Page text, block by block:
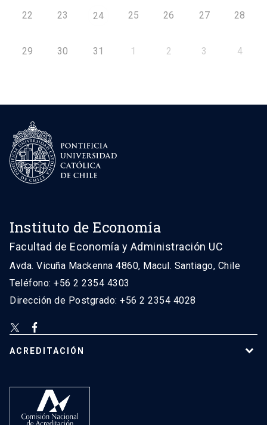
22 23 24 25 26 27 28
29 30 31 1 2 3 4
Instituto de Economía
Facultad de Economía y Administración UC
Avda. Vicuña Mackenna 4860, Macul. Santiago, Chile
Teléfono: +56 2 2354 4303
Dirección de Postgrado: +56 2 2354 4028
ACREDITACIÓN